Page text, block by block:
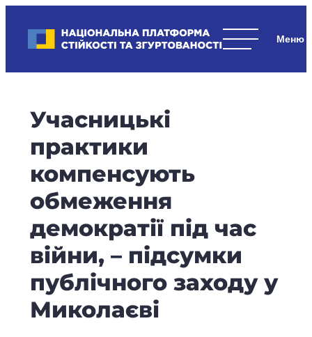
content
Національна платформа стійкості та згуртованості
стратегічні
стійкість
держави
та
суспільства,
згуртованість
та
єдність.
Учасницькі
практики
компенсують
обмеження
демократії під час
війни, – підсумки
публічного заходу у
Миколаєві